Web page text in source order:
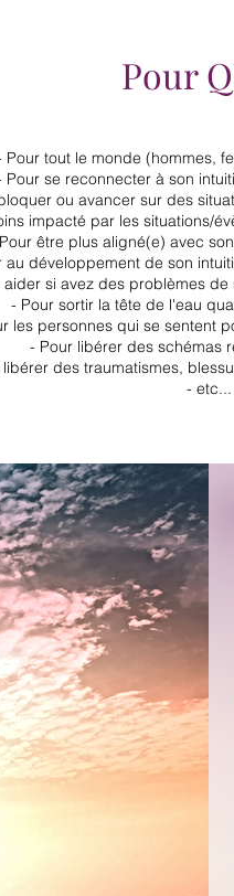
Pour
Pour tout le monde (hommes,
Pour se reconnecter à son
ou avancer sur des
impacté par les situations/
être plus aligné(e) avec
au développement de son
aider si avez des problèmes
- Pour sortir la tête de l'eau
les personnes qui se sentent
- Pour libérer des schémas
des traumatismes,
- etc...